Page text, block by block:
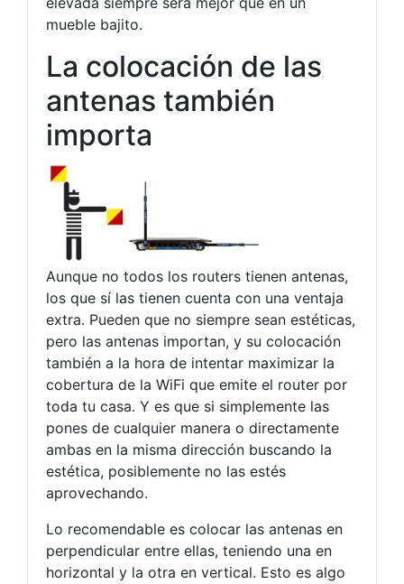
mueble bajito.
La colocación de las
antenas también
importa
Aunque no todos los routers tienen antenas,
los que sí las tienen cuenta con una ventaja
extra. Pueden que no siempre sean estéticas,
pero las antenas importan, y su colocación
también a la hora de intentar maximizar la
cobertura de la WiFi que emite el router por
toda tu casa. Y es que si simplemente las
pones de cualquier manera o directamente
ambas en la misma dirección buscando la
estética, posiblemente no las estés
aprovechando.
Lo recomendable es colocar las antenas en
perpendicular entre ellas, teniendo una en
horizontal y la otra en vertical. Esto es algo